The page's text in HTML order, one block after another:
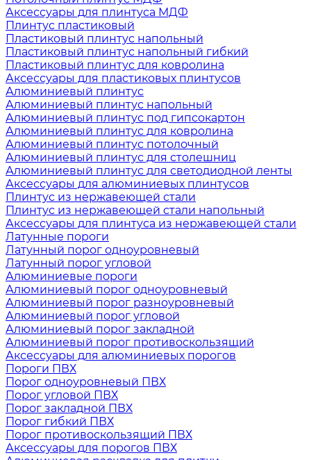
Аксессуары для плинтуса МДФ
Плинтус пластиковый
Пластиковый плинтус напольный
Пластиковый плинтус напольный гибкий
Пластиковый плинтус для ковролина
Аксессуары для пластиковых плинтусов
Алюминиевый плинтус
Алюминиевый плинтус напольный
Алюминиевый плинтус под гипсокартон
Алюминиевый плинтус для ковролина
Алюминиевый плинтус потолочный
Алюминиевый плинтус для столешниц
Алюминиевый плинтус для светодиодной ленты
Аксессуары для алюминиевых плинтусов
Плинтус из нержавеющей стали
Плинтус из нержавеющей стали напольный
Аксессуары для плинтуса из нержавеющей стали
Латунные пороги
Латунный порог одноуровневый
Латунный порог угловой
Алюминиевые пороги
Алюминиевый порог одноуровневый
Алюминиевый порог разноуровневый
Алюминиевый порог угловой
Алюминиевый порог закладной
Алюминиевый порог противоскользящий
Аксессуары для алюминиевых порогов
Пороги ПВХ
Порог одноуровневый ПВХ
Порог угловой ПВХ
Порог закладной ПВХ
Порог гибкий ПВХ
Порог противоскользящий ПВХ
Аксессуары для порогов ПВХ